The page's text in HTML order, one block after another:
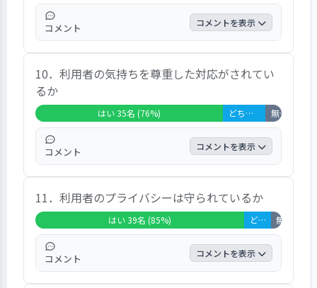
意見があった。
コメント コメントを表示
何ともいえない、ぶつかったことはない。
体験がないので分からない。 私はそういう
ことはない。良く相談に乗ってくれる。 そ
んな話しを聞くことがある。 すぐに来てく
れ、色々と聞いてくれ、アドバイスをしてく
れ、本当に心より感謝しております、との意
見があった。
10．利用者の気持ちを尊重した対応がされてい
るか
はい 35名 (76%) どちらともいえない 8名 (17%) 無回答・非該当 3名 (7%)
コメント コメントを表示
全員を大切にしてくれている。 気を遣って
くれている。 少しでも困ったことがあると
すぐ言えるし、声掛けもしてくれている。
大切にされている。嫌なことはない。 ２年
経過して、職員の優しさ、気配りを感じま
す、との声があった。
11．利用者のプライバシーは守られているか
はい 39名 (85%) どちらともいえない 5名 (11%) 無回答・
コメント コメントを表示